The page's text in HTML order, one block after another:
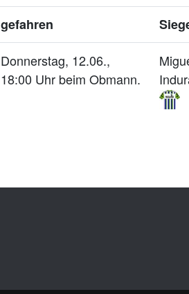
gefahren
Donnerstag, 12.06.,
18:00 Uhr beim Obmann.